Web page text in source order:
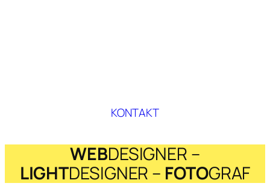
KONTAKT
WEBDESIGNER –
LIGHTDESIGNER – FOTOGRAF